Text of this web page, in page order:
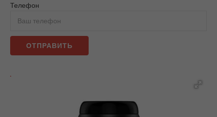
Телефон
ОТПРАВИТЬ